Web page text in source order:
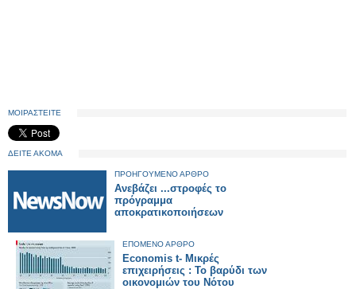
ΜΟΙΡΑΣΤΕΙΤΕ
ΔΕΙΤΕ ΑΚΟΜΑ
ΠΡΟΗΓΟΥΜΕΝΟ ΑΡΘΡΟ
Ανεβάζει ...στροφές το
πρόγραμμα
αποκρατικοποιήσεων
ΕΠΟΜΕΝΟ ΑΡΘΡΟ
Economis t- Μικρές
επιχειρήσεις : Το βαρύδι των
οικονομιών του Νότου